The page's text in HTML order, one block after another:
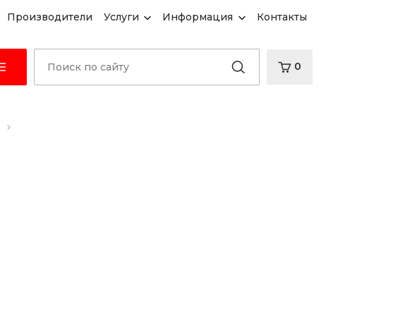
Производители Услуги Информация Контакты
0